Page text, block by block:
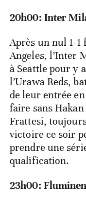
20h00: Inter
Après un nul 1-1
Angeles, l’Inter
à Seattle pour y
l’Urawa Reds,
de leur entrée
faire sans
Frattesi,
victoire ce soir
prendre une
qualification.
23h00: